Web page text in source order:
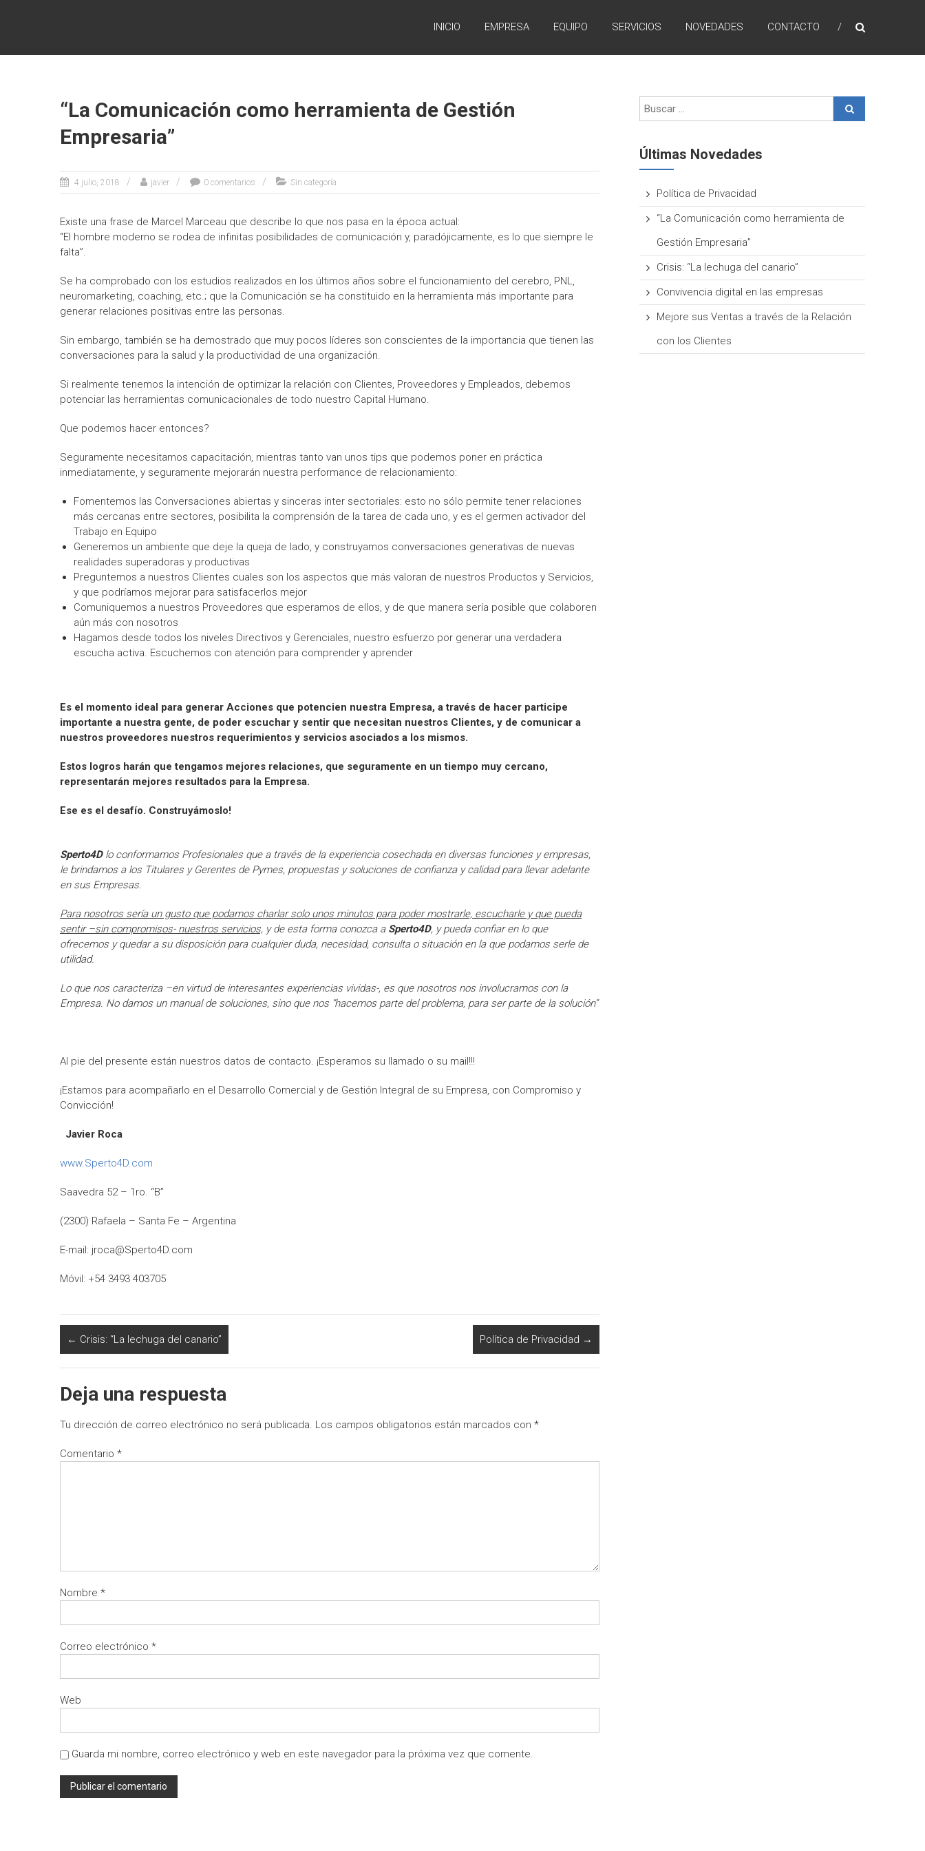
INICIO EMPRESA EQUIPO SERVICIOS NOVEDADES CONTACTO
“La Comunicación como herramienta de Gestión
Empresaria”
4 julio, 2018 javier 0 comentarios Sin categoría
Existe una frase de Marcel Marceau que describe lo que nos pasa en la época actual:
“El hombre moderno se rodea de infinitas posibilidades de comunicación y, paradójicamente, es lo que siempre le
falta”.
Se ha comprobado con los estudios realizados en los últimos años sobre el funcionamiento del cerebro, PNL,
neuromarketing, coaching, etc.; que la Comunicación se ha constituido en la herramienta más importante para
generar relaciones positivas entre las personas.
Sin embargo, también se ha demostrado que muy pocos líderes son conscientes de la importancia que tienen las
conversaciones para la salud y la productividad de una organización.
Si realmente tenemos la intención de optimizar la relación con Clientes, Proveedores y Empleados, debemos
potenciar las herramientas comunicacionales de todo nuestro Capital Humano.
Que podemos hacer entonces?
Seguramente necesitamos capacitación, mientras tanto van unos tips que podemos poner en práctica
inmediatamente, y seguramente mejorarán nuestra performance de relacionamiento:
Fomentemos las Conversaciones abiertas y sinceras inter sectoriales: esto no sólo permite tener relaciones
más cercanas entre sectores, posibilita la comprensión de la tarea de cada uno, y es el germen activador del
Trabajo en Equipo
Generemos un ambiente que deje la queja de lado, y construyamos conversaciones generativas de nuevas
realidades superadoras y productivas
Preguntemos a nuestros Clientes cuales son los aspectos que más valoran de nuestros Productos y Servicios,
y que podríamos mejorar para satisfacerlos mejor
Comuniquemos a nuestros Proveedores que esperamos de ellos, y de que manera sería posible que colaboren
aún más con nosotros
Hagamos desde todos los niveles Directivos y Gerenciales, nuestro esfuerzo por generar una verdadera
escucha activa. Escuchemos con atención para comprender y aprender
Es el momento ideal para generar Acciones que potencien nuestra Empresa, a través de hacer participe
importante a nuestra gente, de poder escuchar y sentir que necesitan nuestros Clientes, y de comunicar a
nuestros proveedores nuestros requerimientos y servicios asociados a los mismos.
Estos logros harán que tengamos mejores relaciones, que seguramente en un tiempo muy cercano,
representarán mejores resultados para la Empresa.
Ese es el desafío. Construyámoslo!
Sperto4Dlo conformamos Profesionales que a través de la experiencia cosechada en diversas funciones y empresas,
le brindamos a los Titulares y Gerentes de Pymes, propuestas y soluciones de confianza y calidad para llevar adelante
en sus Empresas.
Para nosotros sería un gusto que podamos charlar solo unos minutos para poder mostrarle, escucharle y que pueda
sentir –sin compromisos- nuestros servicios, y de esta forma conozca a Sperto4D, y pueda confiar en lo que
ofrecemos y quedar a su disposición para cualquier duda, necesidad, consulta o situación en la que podamos serle de
utilidad.
Lo que nos caracteriza –en virtud de interesantes experiencias vividas-, es que nosotros nos involucramos con la
Empresa. No damos un manual de soluciones, sino que nos “hacemos parte del problema, para ser parte de la solución”
Al pie del presente están nuestros datos de contacto. ¡Esperamos su llamado o su mail!!!
¡Estamos para acompañarlo en el Desarrollo Comercial y de Gestión Integral de su Empresa, con Compromiso y
Convicción!
Javier Roca
www.Sperto4D.com
Saavedra 52 – 1ro. “B”
(2300) Rafaela – Santa Fe – Argentina
E-mail: jroca@Sperto4D.com
Móvil: +54 3493 403705
← Crisis: “La lechuga del canario” Política de Privacidad →
Deja una respuesta
Tu dirección de correo electrónico no será publicada. Los campos obligatorios están marcados con *
Comentario *
Nombre *
Correo electrónico *
Web
Guarda mi nombre, correo electrónico y web en este navegador para la próxima vez que comente.
Últimas Novedades
Política de Privacidad
“La Comunicación como herramienta de
Gestión Empresaria”
Crisis: “La lechuga del canario”
Convivencia digital en las empresas
Mejore sus Ventas a través de la Relación
con los Clientes